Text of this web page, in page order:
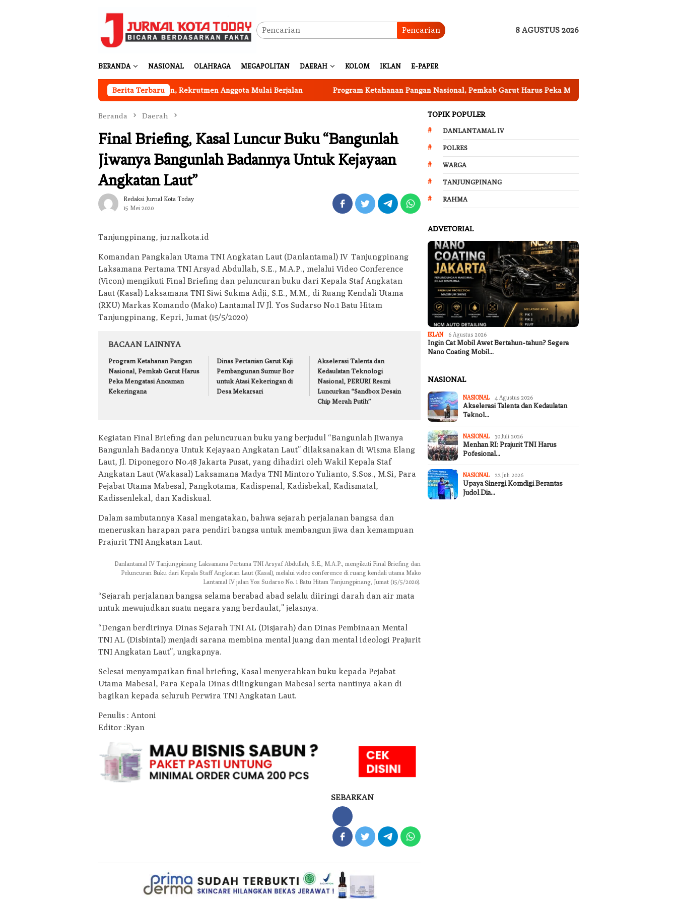
Pencarian 8 AGUSTUS 2026
BERANDA NASIONAL OLAHRAGA MEGAPOLITAN DAERAH KOLOM IKLAN E-PAPER
Berita Terbaru
Putih Desa Sukakarya Masih Dibangun, Rekrutmen Anggota Mulai Berjalan Program Ketahanan Pangan Nasional, Pemkab Garut Harus Peka Mengatasi Ancaman Kekeringana
Beranda Daerah
Final Briefing, Kasal Luncur Buku “Bangunlah
Jiwanya Bangunlah Badannya Untuk Kejayaan
Angkatan Laut”
Redaksi Jurnal Kota Today
15 Mei 2020
Tanjungpinang, jurnalkota.id
Komandan Pangkalan Utama TNI Angkatan Laut (Danlantamal) IV Tanjungpinang
Laksamana Pertama TNI Arsyad Abdullah, S.E., M.A.P., melalui Video Conference
(Vicon) mengikuti Final Briefing dan peluncuran buku dari Kepala Staf Angkatan
Laut (Kasal) Laksamana TNI Siwi Sukma Adji, S.E., M.M., di Ruang Kendali Utama
(RKU) Markas Komando (Mako) Lantamal IV Jl. Yos Sudarso No.1 Batu Hitam
Tanjungpinang, Kepri, Jumat (15/5/2020)
BACAAN LAINNYA
Program Ketahanan Pangan
Nasional, Pemkab Garut Harus
Peka Mengatasi Ancaman
Kekeringana
Dinas Pertanian Garut Kaji
Pembangunan Sumur Bor
untuk Atasi Kekeringan di
Desa Mekarsari
Akselerasi Talenta dan
Kedaulatan Teknologi
Nasional, PERURI Resmi
Luncurkan “Sandbox Desain
Chip Merah Putih”
Kegiatan Final Briefing dan peluncuruan buku yang berjudul “Bangunlah Jiwanya
Bangunlah Badannya Untuk Kejayaan Angkatan Laut” dilaksanakan di Wisma Elang
Laut, Jl. Diponegoro No.48 Jakarta Pusat, yang dihadiri oleh Wakil Kepala Staf
Angkatan Laut (Wakasal) Laksamana Madya TNI Mintoro Yulianto, S.Sos., M.Si, Para
Pejabat Utama Mabesal, Pangkotama, Kadispenal, Kadisbekal, Kadismatal,
Kadissenlekal, dan Kadiskual.
Dalam sambutannya Kasal mengatakan, bahwa sejarah perjalanan bangsa dan
meneruskan harapan para pendiri bangsa untuk membangun jiwa dan kemampuan
Prajurit TNI Angkatan Laut.
Danlantamal IV Tanjungpinang Laksamana Pertama TNI Arsyaf Abdullah, S.E., M.A.P., mengikuti Final Briefing dan
Peluncuran Buku dari Kepala Staff Angkatan Laut (Kasal), melalui video conference di ruang kendali utama Mako
Lantamal IV jalan Yos Sudarso No. 1 Batu Hitam Tanjungpinang, Jumat (15/5/2020).
“Sejarah perjalanan bangsa selama berabad abad selalu diiringi darah dan air mata
untuk mewujudkan suatu negara yang berdaulat,” jelasnya.
“Dengan berdirinya Dinas Sejarah TNI AL (Disjarah) dan Dinas Pembinaan Mental
TNI AL (Disbintal) menjadi sarana membina mental juang dan mental ideologi Prajurit
TNI Angkatan Laut”, ungkapnya.
Selesai menyampaikan final briefing, Kasal menyerahkan buku kepada Pejabat
Utama Mabesal, Para Kepala Dinas dilingkungan Mabesal serta nantinya akan di
bagikan kepada seluruh Perwira TNI Angkatan Laut.
Penulis : Antoni
Editor :Ryan
SEBARKAN
TOPIK POPULER
DANLANTAMAL IV
POLRES
WARGA
TANJUNGPINANG
RAHMA
ADVETORIAL
IKLAN 6 Agustus 2026
Ingin Cat Mobil Awet Bertahun-tahun? Segera
Nano Coating Mobil…
NASIONAL
NASIONAL 4 Agustus 2026
Akselerasi Talenta dan Kedaulatan
Teknol…
NASIONAL 30 Juli 2026
Menhan RI: Prajurit TNI Harus
Pofesional…
NASIONAL 22 Juli 2026
Upaya Sinergi Komdigi Berantas
Judol Dia…